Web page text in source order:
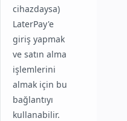
cihazdaysa)
LaterPay'e
giriş yapmak
ve satın alma
işlemlerini
almak için bu
bağlantıyı
kullanabilir.